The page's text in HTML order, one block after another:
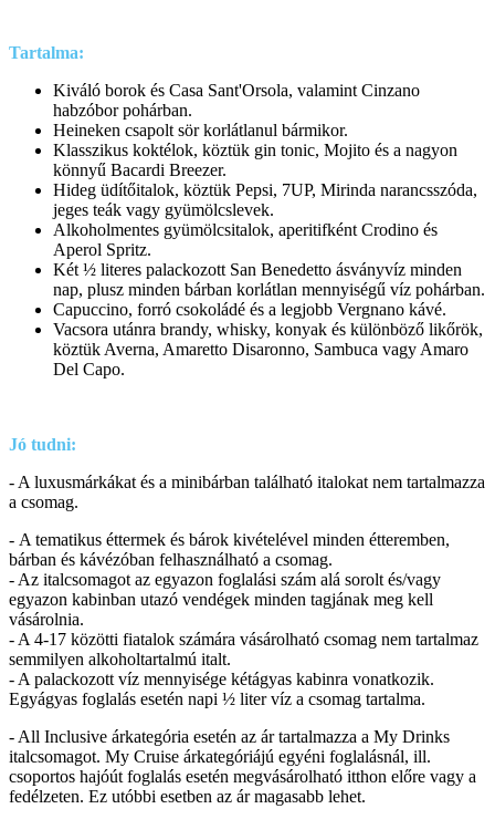
Tartalma:
Kiváló borok és Casa Sant'Orsola, valamint Cinzano
habzóbor pohárban.
Heineken csapolt sör korlátlanul bármikor.
Klasszikus koktélok, köztük gin tonic, Mojito és a nagyon
könnyű Bacardi Breezer.
Hideg üdítőitalok, köztük Pepsi, 7UP, Mirinda narancsszóda,
jeges teák vagy gyümölcslevek.
Alkoholmentes gyümölcsitalok, aperitifként Crodino és
Aperol Spritz.
Két ½ literes palackozott San Benedetto ásványvíz minden
nap, plusz minden bárban korlátlan mennyiségű víz pohárban.
Capuccino, forró csokoládé és a legjobb Vergnano kávé.
Vacsora utánra brandy, whisky, konyak és különböző likőrök,
köztük Averna, Amaretto Disaronno, Sambuca vagy Amaro
Del Capo.
Jó tudni:
- A luxusmárkákat és a minibárban található italokat nem tartalmazza
a csomag.
- A tematikus éttermek és bárok kivételével minden étteremben,
bárban és kávézóban felhasználható a csomag.
- Az italcsomagot az egyazon foglalási szám alá sorolt és/vagy
egyazon kabinban utazó vendégek minden tagjának meg kell
vásárolnia.
- A 4-17 közötti fiatalok számára vásárolható csomag nem tartalmaz
semmilyen alkoholtartalmú italt.
- A palackozott víz mennyisége kétágyas kabinra vonatkozik.
Egyágyas foglalás esetén napi ½ liter víz a csomag tartalma.
- All Inclusive árkategória esetén az ár tartalmazza a My Drinks
italcsomagot. My Cruise árkategóriájú egyéni foglalásnál, ill.
csoportos hajóút foglalás esetén megvásárolható itthon előre vagy a
fedélzeten. Ez utóbbi esetben az ár magasabb lehet.